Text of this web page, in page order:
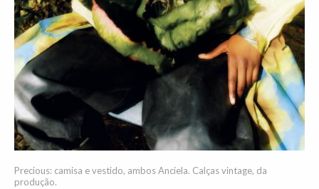
Precious: camisa e vestido, ambos Anciela. Calças vintage, da
produção.